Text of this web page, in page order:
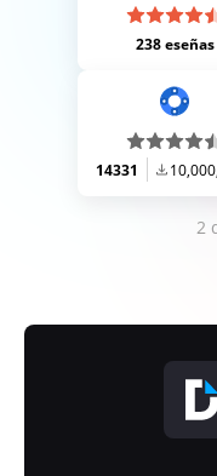
238 eseñas
14331
2